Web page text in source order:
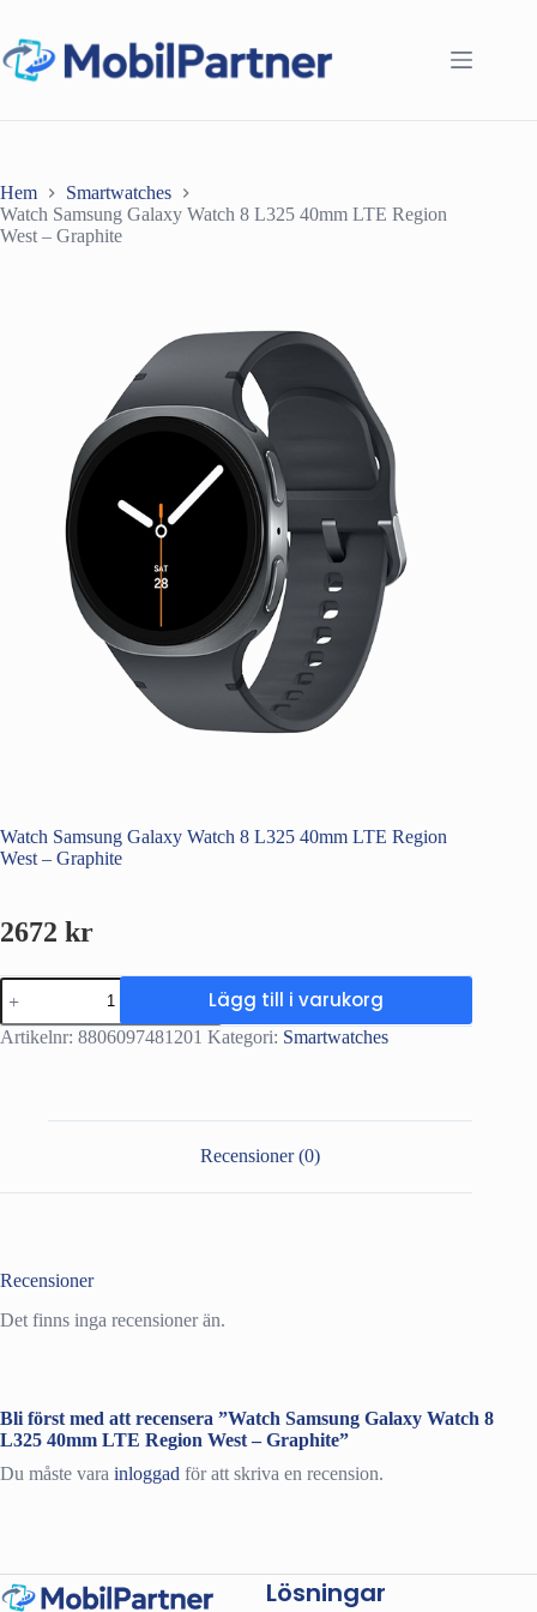
innehåll
Hem
Smartwatches
Watch Samsung Galaxy Watch 8 L325 40mm LTE Region
West – Graphite
Watch Samsung Galaxy Watch 8 L325 40mm LTE Region
West – Graphite
2672 kr
Watch
Samsung
Galaxy
Watch
-
Lägg till i varukorg
Artikelnr: 8806097481201 Kategori: Smartwatches
Recensioner (0)
Recensioner
Det finns inga recensioner än.
Bli först med att recensera ”Watch Samsung Galaxy Watch 8
L325 40mm LTE Region West – Graphite”
Du måste vara inloggad för att skriva en recension.
Lösningar